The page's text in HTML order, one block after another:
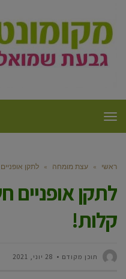
תפריט
ראשי » עצת מומחה » לתקן
לתקן אופניים
קלות!
תוכן מקודם 28 יוני, 2021